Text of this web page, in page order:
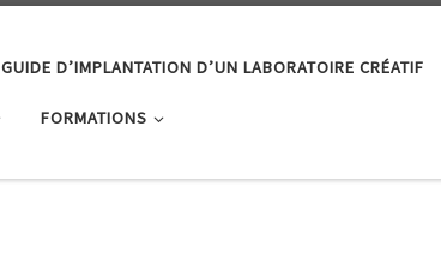
GUIDE D’IMPLANTATION D’UN LABORATOIRE CRÉATIF
FORMATIONS